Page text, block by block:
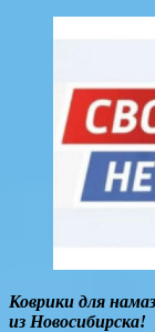
Коврики для
из Новосибирска!